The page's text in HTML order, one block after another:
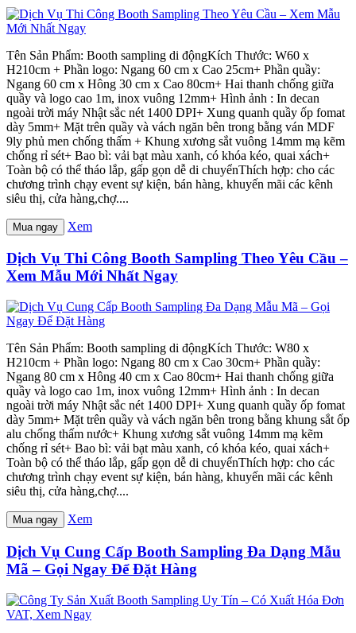
Tên Sản Phẩm: Booth sampling di độngKích Thước: W60 x
H210cm + Phần logo: Ngang 60 cm x Cao 25cm+ Phần quầy:
Ngang 60 cm x Hông 30 cm x Cao 80cm+ Hai thanh chống giữa
quầy và logo cao 1m, inox vuông 12mm+ Hình ảnh : In decan
ngoài trời máy Nhật sắc nét 1400 DPI+ Xung quanh quầy ốp fomat
dày 5mm+ Mặt trên quầy và vách ngăn bên trong bằng ván MDF
9ly phủ men chống thấm + Khung xương sắt vuông 14mm mạ kẽm
chống rỉ sét+ Bao bì: vải bạt màu xanh, có khóa kéo, quai xách+
Toàn bộ có thể tháo lắp, gấp gọn dễ di chuyểnThích hợp: cho các
chương trình chạy event sự kiện, bán hàng, khuyến mãi các kênh
siêu thị, cửa hàng,chợ....
Mua ngay Xem
Dịch Vụ Thi Công Booth Sampling Theo Yêu Cầu –
Xem Mẫu Mới Nhất Ngay
Tên Sản Phẩm: Booth sampling di độngKích Thước: W80 x
H210cm + Phần logo: Ngang 80 cm x Cao 30cm+ Phần quầy:
Ngang 80 cm x Hông 40 cm x Cao 80cm+ Hai thanh chống giữa
quầy và logo cao 1m, inox vuông 12mm+ Hình ảnh : In decan
ngoài trời máy Nhật sắc nét 1400 DPI+ Xung quanh quầy ốp fomat
dày 5mm+ Mặt trên quầy và vách ngăn bên trong bằng khung sắt ốp
alu chống thấm nước+ Khung xương sắt vuông 14mm mạ kẽm
chống rỉ sét+ Bao bì: vải bạt màu xanh, có khóa kéo, quai xách+
Toàn bộ có thể tháo lắp, gấp gọn dễ di chuyểnThích hợp: cho các
chương trình chạy event sự kiện, bán hàng, khuyến mãi các kênh
siêu thị, cửa hàng,chợ....
Mua ngay Xem
Dịch Vụ Cung Cấp Booth Sampling Đa Dạng Mẫu
Mã – Gọi Ngay Để Đặt Hàng